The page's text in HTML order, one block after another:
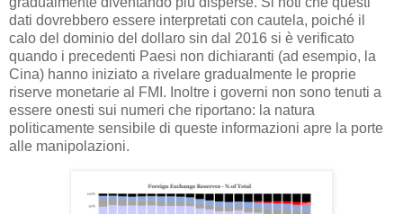
dati dovrebbero essere interpretati con cautela, poiché il
calo del dominio del dollaro sin dal 2016 si è verificato
quando i precedenti Paesi non dichiaranti (ad esempio, la
Cina) hanno iniziato a rivelare gradualmente le proprie
riserve monetarie al FMI. Inoltre i governi non sono tenuti a
essere onesti sui numeri che riportano: la natura
politicamente sensibile di queste informazioni apre la porte
alle manipolazioni.